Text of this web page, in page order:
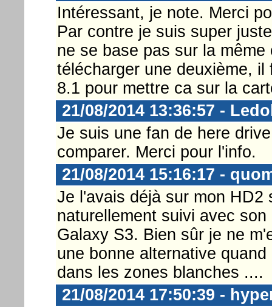
Intéressant, je note. Merci
Par contre je suis super
ne se base pas sur la
télécharger une deuxième,
8.1 pour mettre ca sur la
21/08/2014 13:36:57 -
Je suis une fan de here
comparer. Merci pour l'info.
21/08/2014 15:16:17 -
Je l'avais déjà sur mon HD2
naturellement suivi avec
Galaxy S3. Bien sûr je ne
une bonne alternative
dans les zones blanches ....
21/08/2014 17:50:39 -